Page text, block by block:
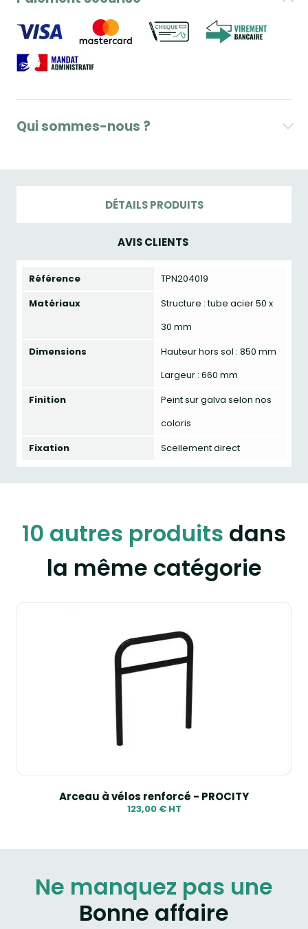
Qui sommes-nous ?
DÉTAILS PRODUITS
AVIS CLIENTS
Référence
TPN204019
Matériaux
Structure : tube acier 50 x
30 mm
Dimensions
Hauteur hors sol : 850 mm
Largeur : 660 mm
Finition
Peint sur galva selon nos
coloris
Fixation
Scellement direct
10 autres produits dans
la même catégorie
Arceau à vélos renforcé - PROCITY
123,00 € HT
Ne manquez pas une
Bonne affaire